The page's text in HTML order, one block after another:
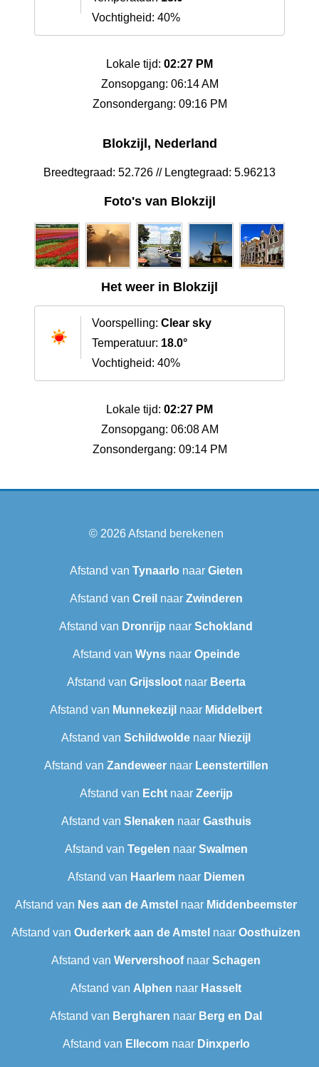
Vochtigheid: 40%
Lokale tijd: 02:27 PM
Zonsopgang: 06:14 AM
Zonsondergang: 09:16 PM
Blokzijl, Nederland
Breedtegraad: 52.726 // Lengtegraad: 5.96213
Foto's van Blokzijl
Het weer in Blokzijl
Voorspelling: Clear sky
Temperatuur: 18.0°
Vochtigheid: 40%
Lokale tijd: 02:27 PM
Zonsopgang: 06:08 AM
Zonsondergang: 09:14 PM
© 2026Afstand berekenen
Afstand van Tynaarlo naar Gieten
Afstand van Creil naar Zwinderen
Afstand van Dronrijp naar Schokland
Afstand van Wynsnaar Opeinde
Afstand van Grijsslootnaar Beerta
Afstand van Munnekezijl naar Middelbert
Afstand van Schildwolde naar Niezijl
Afstand van Zandeweernaar Leenstertillen‎
Afstand van Echtnaar Zeerijp
Afstand van Slenaken naar Gasthuis
Afstand van Tegelen naar Swalmen
Afstand van Haarlemnaar Diemen
Afstand van Nes aan de Amstel naar Middenbeemster
Afstand van Ouderkerk aan de Amstel naar Oosthuizen
Afstand van Wervershoofnaar Schagen
Afstand van Alphen naar Hasselt
Afstand van Bergharen naar Berg en Dal
Afstand van Ellecomnaar Dinxperlo